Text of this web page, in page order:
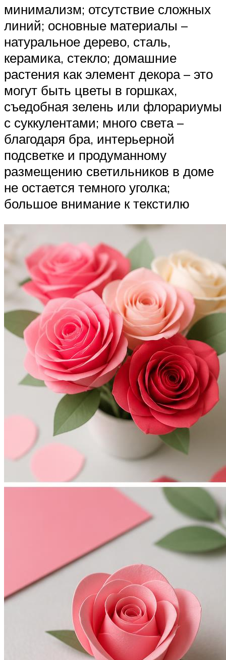
минимализм; отсутствие сложных
линий; основные материалы –
натуральное дерево, сталь,
керамика, стекло; домашние
растения как элемент декора – это
могут быть цветы в горшках,
съедобная зелень или флорариумы
с суккулентами; много света –
благодаря бра, интерьерной
подсветке и продуманному
размещению светильников в доме
не остается темного уголка;
большое внимание к текстилю